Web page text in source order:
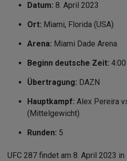
Datum: 8. April 2023
Ort: Miami, Florida (USA)
Arena: Miami Dade Arena
Beginn deutsche Zeit:
Übertragung: DAZN
Hauptkampf: Alex Pereira
(Mittelgewicht)
Runden: 5
UFC 287 findet am 8. April 2023 in